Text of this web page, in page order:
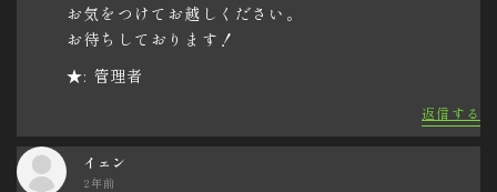
お気をつけてお越しください。
お待ちしております！
★: 管理者
返信する
イェン
2年前